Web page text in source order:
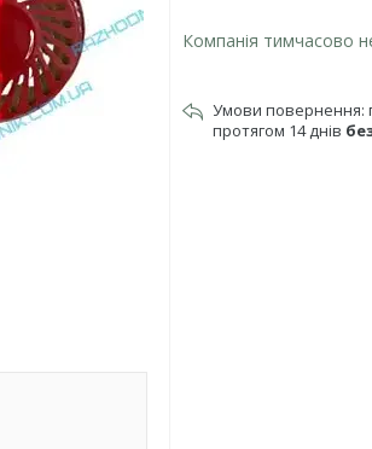
Компанія тимчасово
протягом 14 днів